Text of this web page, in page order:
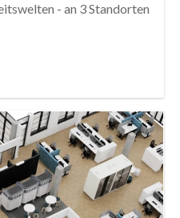
- an 3 Standorten